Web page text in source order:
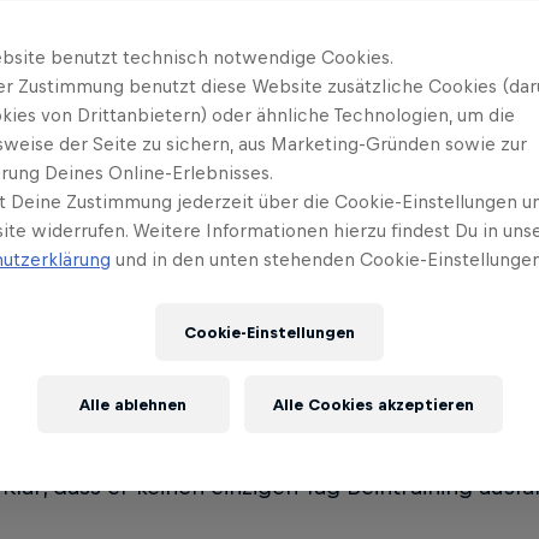
| Kniebeugen
| Ausfallschritte
Deadlift | Einbeiniges
4 Hamstring
5 Hip Thrusts
leg day“ lautet eine goldene Regel im
Auch Triathlet Mika Noodt kennt diese Regel
„Die Beine bilden in meinem Sport die
und Laufen bin ich komplett von der
dass er keinen einzigen Tag Beintraining
benutzt technisch notwendige Cookies.
Zustimmung benutzt diese Website zusätzliche Cookies
von Drittanbietern) oder ähnliche Technologien, um die
der Seite zu sichern, aus Marketing-Gründen sowie zur
Deines Online-Erlebnisses.
Deine Zustimmung jederzeit über die Cookie-Einstellungen
widerrufen. Weitere Informationen hierzu findest Du in
und in den unten stehenden Cookie-
Cookie-Einstellungen
Alle ablehnen Alle Cookies akzeptieren